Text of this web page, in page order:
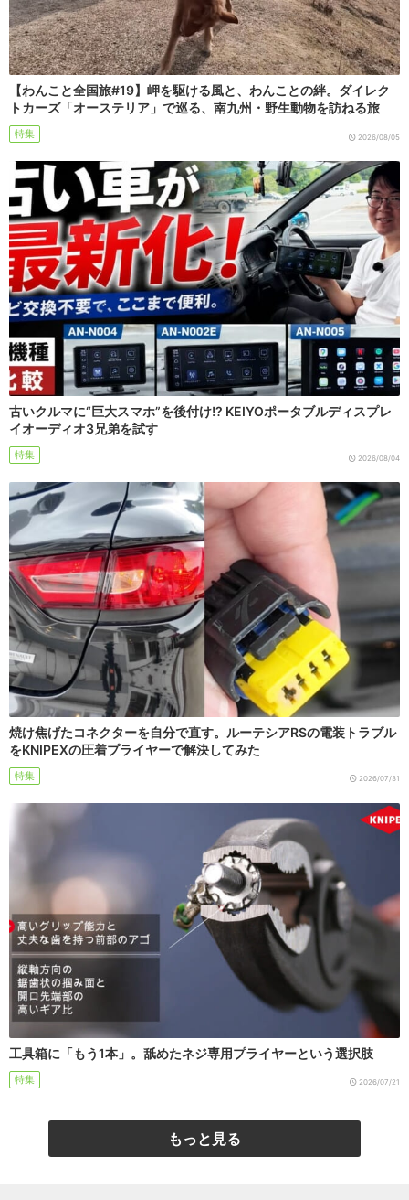
【わんこと全国旅#19】岬を駆ける風と、わんことの絆。ダイレク
トカーズ「オーステリア」で巡る、南九州・野生動物を訪ねる旅
特集 2026/08/05
古いクルマに“巨大スマホ”を後付け!? KEIYOポータブルディスプレ
イオーディオ3兄弟を試す
特集 2026/08/04
焼け焦げたコネクターを自分で直す。ルーテシアRSの電装トラブル
をKNIPEXの圧着プライヤーで解決してみた
特集 2026/07/31
工具箱に「もう1本」。舐めたネジ専用プライヤーという選択肢
特集 2026/07/21
もっと見る